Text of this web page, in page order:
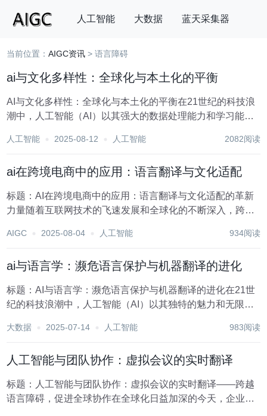
人工智能 大数据 蓝天采集器
搜索
当前位置：AIGC资讯 > 语言障碍
ai与文化多样性：全球化与本土化的平衡
AI与文化多样性：全球化与本土化的平衡在21世纪的科技浪
潮中，人工智能（AI）以其强大的数据处理能力和学习能
驾驶，从医疗诊断到艺术创作，AI的影响力无处不在。然
人工智能 2025-08-12 人工智能 2082阅读
ai在跨境电商中的应用：语言翻译与文化适配
标题：AI在跨境电商中的应用：语言翻译与文化适配的革新
力量随着互联网技术的飞速发展和全球化的不断深入，跨境
限，让商品和服务能够跨越国界自由流通，还极大地促进了
AIGC 2025-08-04 人工智能 934阅读
ai与语言学：濒危语言保护与机器翻译的进化
标题：AI与语言学：濒危语言保护与机器翻译的进化在21世
纪的科技浪潮中，人工智能（AI）以其独特的魅力和无限潜
域，AI技术的应用不仅推动了机器翻译的飞速发展，还为濒
大数据 2025-07-14 人工智能 983阅读
人工智能与团队协作：虚拟会议的实时翻译
标题：人工智能与团队协作：虚拟会议的实时翻译——跨越
语言障碍，促进全球协作在全球化日益加深的今天，企业间